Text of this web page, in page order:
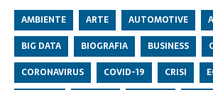
AMBIENTE ARTE AUTOMOTIVE
BIG DATA
BIOGRAFIA BUSINESS
CORONAVIRUS
COVID-19 CRISI